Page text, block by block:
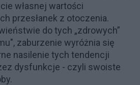
własnej wartości
przesłanek z otoczenia.
do tych „zdrowych”
zaburzenie wyróżnia się
nasilenie tych tendencji
dysfunkcje - czyli swoiste